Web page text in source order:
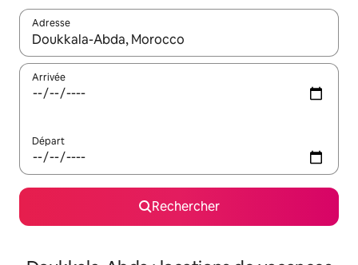
Adresse
Lorsque les résultats s'affichent, utilisez les flèches vers le
Arrivée
Départ
Rechercher